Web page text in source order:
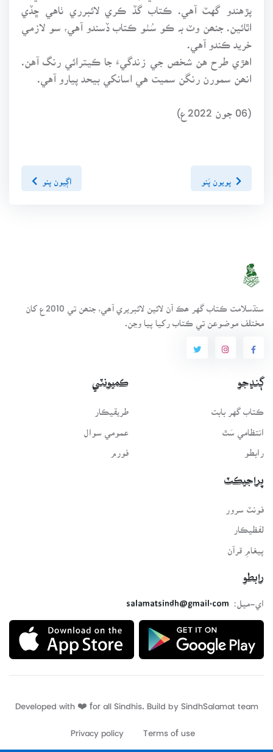
پڙهندو گهٽ آهي. ڪتاب گڏ ڪري لائبرري ٺاهي ڇڏي
اٿائين. جنھن وٽ بہ ڪو سُٺو ڪتاب ڏسندو آهي، سو لازمي
خريد ڪندو آهي.
اهڙي طرح هن شخص جي زندگيءَ جا ڪيترائي رنگ آهن.
انھن سمورن رنگن سميت هي اسانکي بيحد پيارو آهي.
(06 جون 2022ع)
پويون پَنو اڳيون پنو
سنڌسلامت ڪتاب گهر ھڪ آن لائين لائبريري آھي، جنھن تي 2010ع کان
مختلف موضوعن تي ڪتاب رکيا پيا وڃن.
ڳنڍجو
ڪتاب گهر بابت
انتظامي سَٿ
رابطو
ڪميونٽي
طريقيڪار
عمومي سوال
فورم
پراجيڪٽ
لفظيڪار
پيغامِ قرآن
رابطو
اي-ميل:
salamatsindh@gmail.com
Developed with ❤️ for all Sindhis. Build by
Terms of use